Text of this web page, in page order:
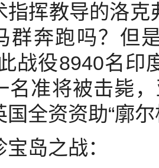
指挥教导的洛克
群奔跑吗？但
战役8940名印
名准将被击毙
国全资资助“廓
岛之战：